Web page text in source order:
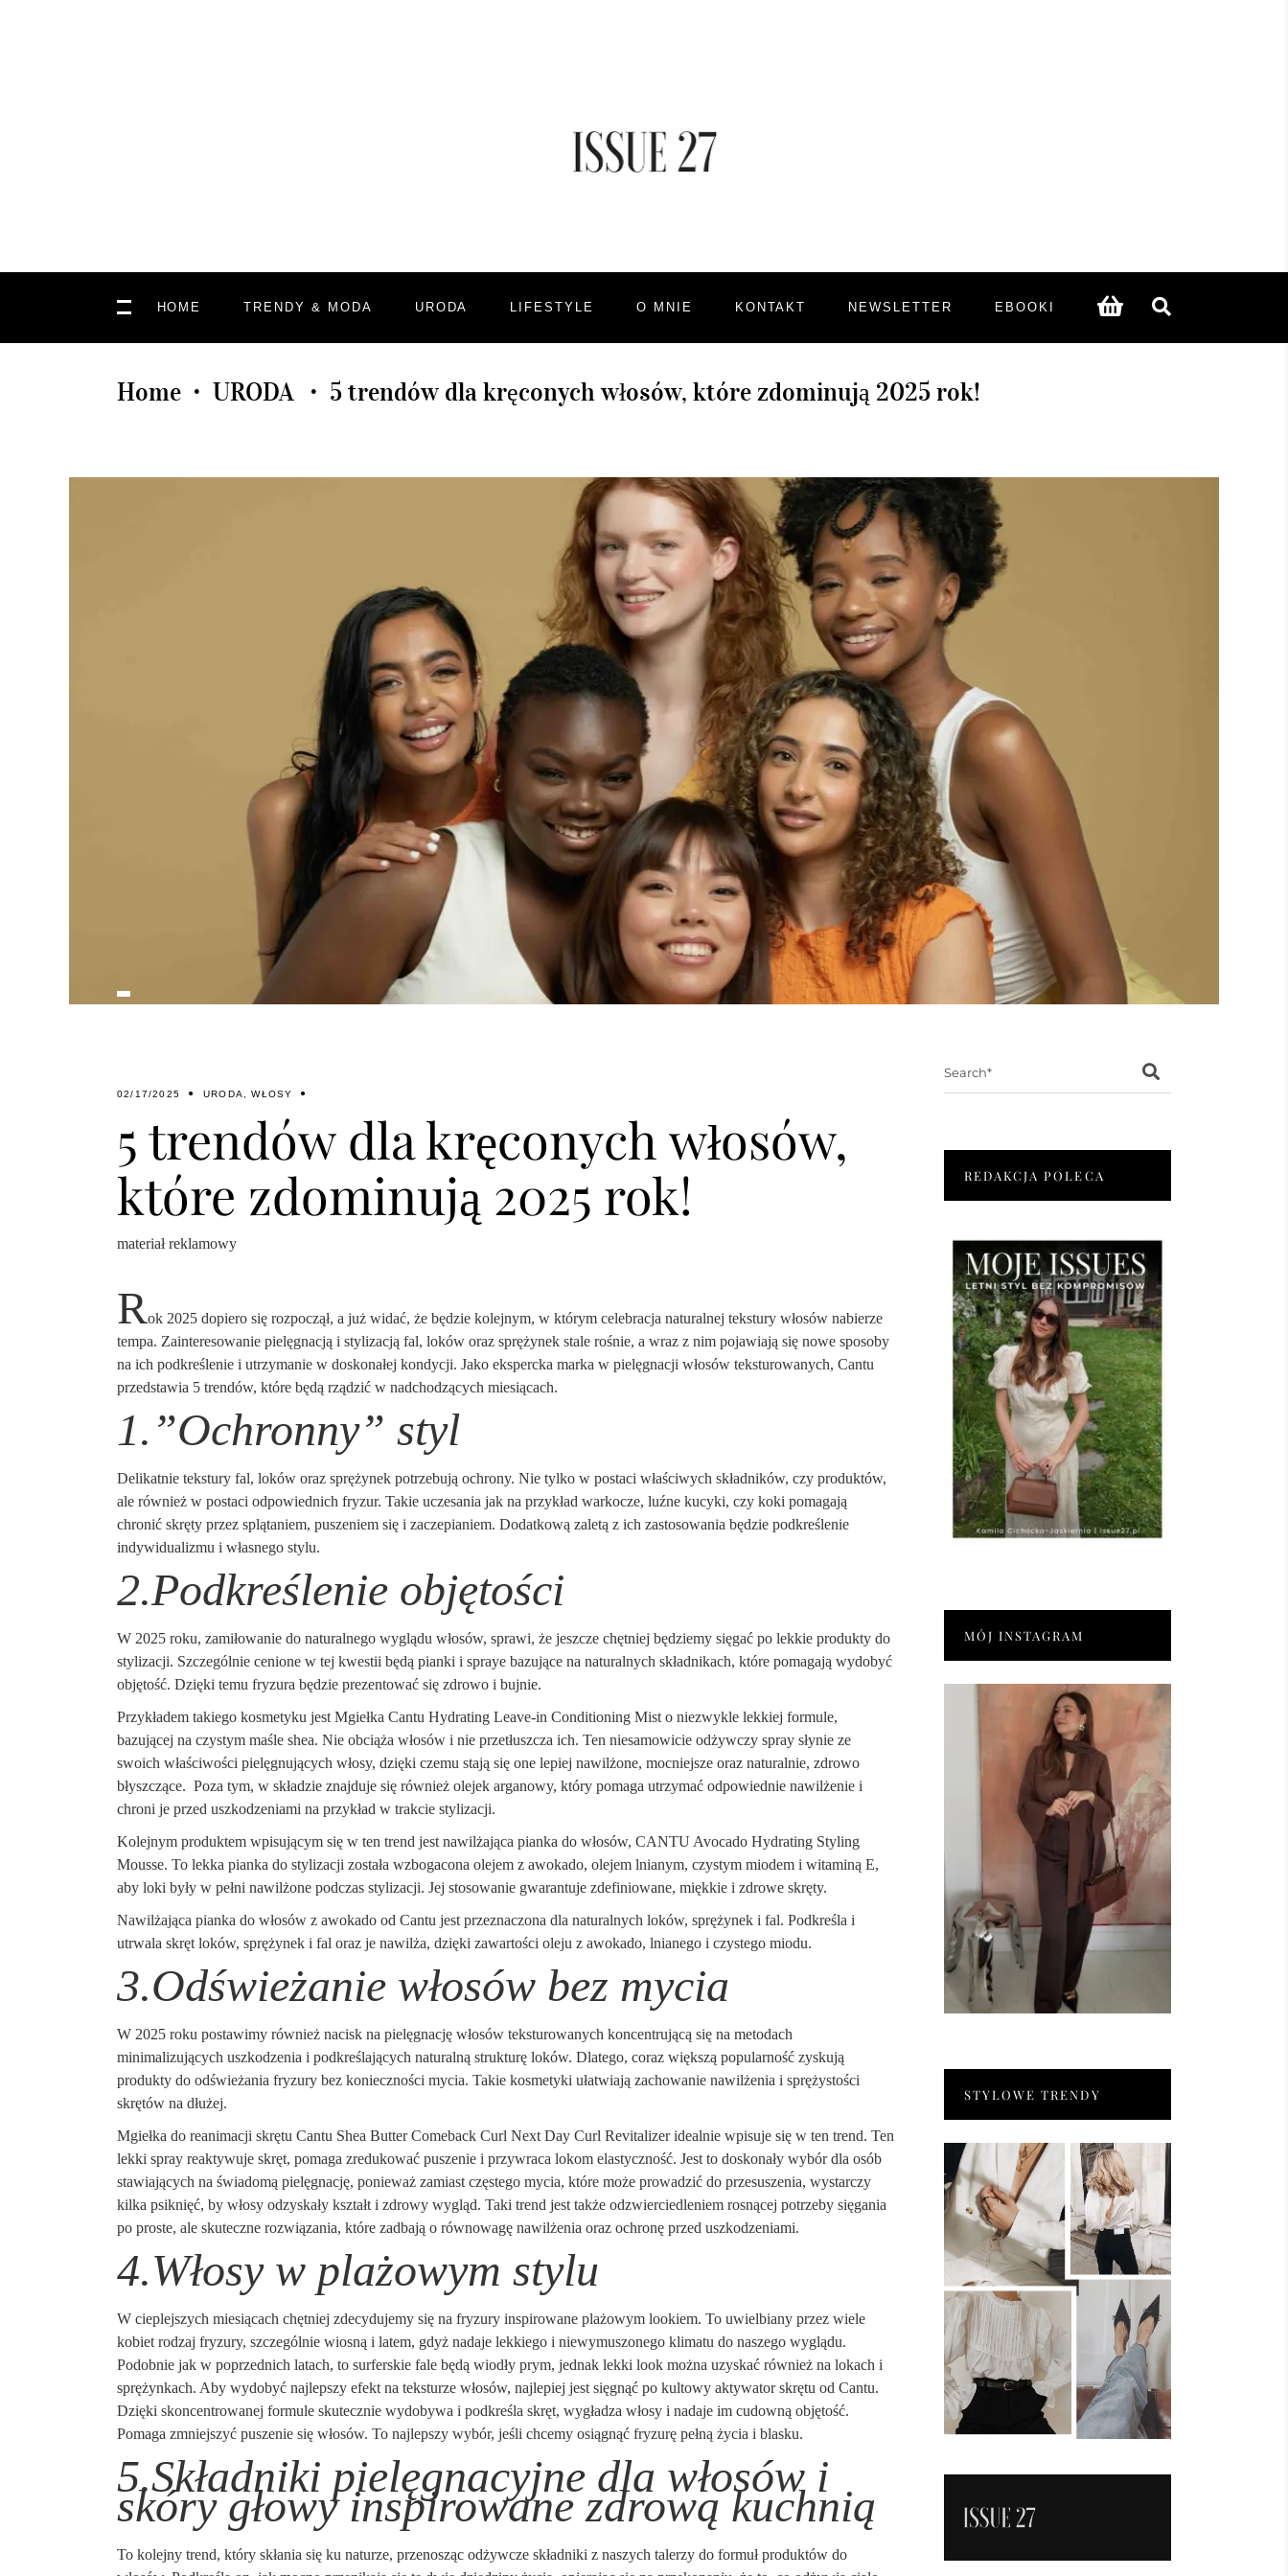
HOME TRENDY & MODA URODA LIFESTYLE O MNIE KONTAKT NEWSLETTER EBOOKI
Home • URODA • 5 trendów dla kręconych włosów, które zdominują 2025 rok!
02/17/2025 URODA ,WŁOSY
5 trendów dla kręconych włosów,
które zdominują 2025 rok!
materiał reklamowy
Rok 2025 dopiero się rozpoczął, a już widać, że będzie kolejnym, w którym celebracja naturalnej tekstury włosów nabierze
tempa. Zainteresowanie pielęgnacją i stylizacją fal, loków oraz sprężynek stale rośnie, a wraz z nim pojawiają się nowe sposoby
na ich podkreślenie i utrzymanie w doskonałej kondycji. Jako ekspercka marka w pielęgnacji włosów teksturowanych, Cantu
przedstawia 5 trendów, które będą rządzić w nadchodzących miesiącach.
1.”Ochronny” styl
Delikatnie tekstury fal, loków oraz sprężynek potrzebują ochrony. Nie tylko w postaci właściwych składników, czy produktów,
ale również w postaci odpowiednich fryzur. Takie uczesania jak na przykład warkocze, luźne kucyki, czy koki pomagają
chronić skręty przez splątaniem, puszeniem się i zaczepianiem. Dodatkową zaletą z ich zastosowania będzie podkreślenie
indywidualizmu i własnego stylu.
2.Podkreślenie objętości
W 2025 roku, zamiłowanie do naturalnego wyglądu włosów, sprawi, że jeszcze chętniej będziemy sięgać po lekkie produkty do
stylizacji. Szczególnie cenione w tej kwestii będą pianki i spraye bazujące na naturalnych składnikach, które pomagają wydobyć
objętość. Dzięki temu fryzura będzie prezentować się zdrowo i bujnie.
Przykładem takiego kosmetyku jest Mgiełka Cantu Hydrating Leave-in Conditioning Mist o niezwykle lekkiej formule,
bazującej na czystym maśle shea. Nie obciąża włosów i nie przetłuszcza ich. Ten niesamowicie odżywczy spray słynie ze
swoich właściwości pielęgnujących włosy, dzięki czemu stają się one lepiej nawilżone, mocniejsze oraz naturalnie, zdrowo
błyszczące. Poza tym, w składzie znajduje się również olejek arganowy, który pomaga utrzymać odpowiednie nawilżenie i
chroni je przed uszkodzeniami na przykład w trakcie stylizacji.
Kolejnym produktem wpisującym się w ten trend jest nawilżająca pianka do włosów, CANTU Avocado Hydrating Styling
Mousse. To lekka pianka do stylizacji została wzbogacona olejem z awokado, olejem lnianym, czystym miodem i witaminą E,
aby loki były w pełni nawilżone podczas stylizacji. Jej stosowanie gwarantuje zdefiniowane, miękkie i zdrowe skręty.
Nawilżająca pianka do włosów z awokado od Cantu jest przeznaczona dla naturalnych loków, sprężynek i fal. Podkreśla i
utrwala skręt loków, sprężynek i fal oraz je nawilża, dzięki zawartości oleju z awokado, lnianego i czystego miodu.
3.Odświeżanie włosów bez mycia
W 2025 roku postawimy również nacisk na pielęgnację włosów teksturowanych koncentrującą się na metodach
minimalizujących uszkodzenia i podkreślających naturalną strukturę loków. Dlatego, coraz większą popularność zyskują
produkty do odświeżania fryzury bez konieczności mycia. Takie kosmetyki ułatwiają zachowanie nawilżenia i sprężystości
skrętów na dłużej.
Mgiełka do reanimacji skrętu Cantu Shea Butter Comeback Curl Next Day Curl Revitalizer idealnie wpisuje się w ten trend. Ten
lekki spray reaktywuje skręt, pomaga zredukować puszenie i przywraca lokom elastyczność. Jest to doskonały wybór dla osób
stawiających na świadomą pielęgnację, ponieważ zamiast częstego mycia, które może prowadzić do przesuszenia, wystarczy
kilka psiknięć, by włosy odzyskały kształt i zdrowy wygląd. Taki trend jest także odzwierciedleniem rosnącej potrzeby sięgania
po proste, ale skuteczne rozwiązania, które zadbają o równowagę nawilżenia oraz ochronę przed uszkodzeniami.
4.Włosy w plażowym stylu
W cieplejszych miesiącach chętniej zdecydujemy się na fryzury inspirowane plażowym lookiem. To uwielbiany przez wiele
kobiet rodzaj fryzury, szczególnie wiosną i latem, gdyż nadaje lekkiego i niewymuszonego klimatu do naszego wyglądu.
Podobnie jak w poprzednich latach, to surferskie fale będą wiodły prym, jednak lekki look można uzyskać również na lokach i
sprężynkach. Aby wydobyć najlepszy efekt na teksturze włosów, najlepiej jest sięgnąć po kultowy aktywator skrętu od Cantu.
Dzięki skoncentrowanej formule skutecznie wydobywa i podkreśla skręt, wygładza włosy i nadaje im cudowną objętość.
Pomaga zmniejszyć puszenie się włosów. To najlepszy wybór, jeśli chcemy osiągnąć fryzurę pełną życia i blasku.
5.Składniki pielęgnacyjne dla włosów i
skóry głowy inspirowane zdrową kuchnią
To kolejny trend, który skłania się ku naturze, przenosząc odżywcze składniki z naszych talerzy do formuł produktów do
REDAKCJA POLECA
MÓJ INSTAGRAM
STYLOWE TRENDY